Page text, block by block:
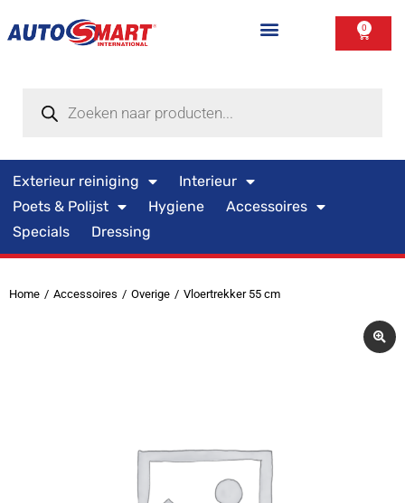
0
Exterieur reiniging
Interieur
Poets & Polijst
Hygiene
Accessoires
Specials
Dressing
Je bent hier:
Home Accessoires Overige Vloertrekker 55 cm